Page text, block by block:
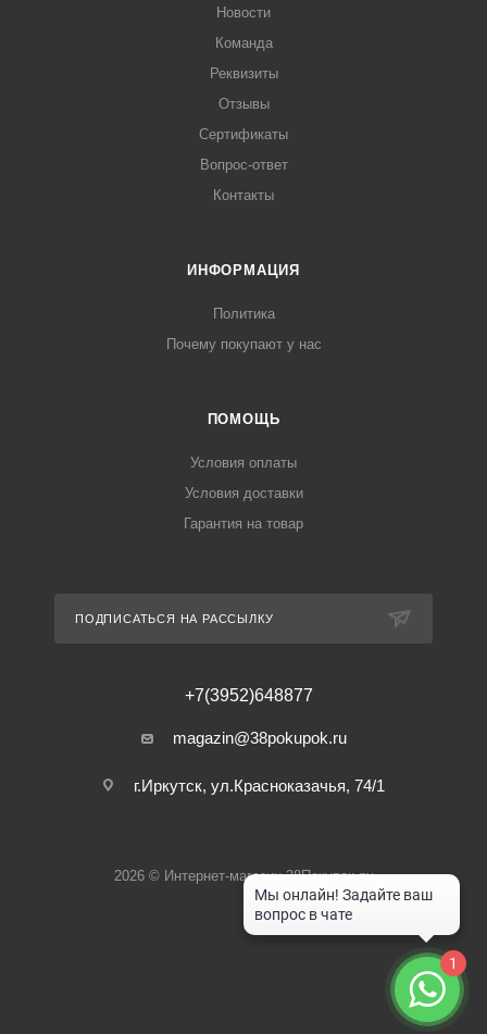
Новости
Команда
Реквизиты
Отзывы
Сертификаты
Вопрос-ответ
Контакты
ИНФОРМАЦИЯ
Политика
Почему покупают у нас
ПОМОЩЬ
Условия оплаты
Условия доставки
Гарантия на товар
ПОДПИСАТЬСЯ НА РАССЫЛКУ
+7(3952)648877
magazin@38pokupok.ru
г.Иркутск, ул.Красноказачья, 74/1
2026 © Интернет-магазин 38Покупок.ру
1